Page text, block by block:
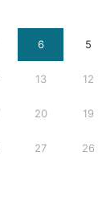
5
6
12
13
19
20
26
27